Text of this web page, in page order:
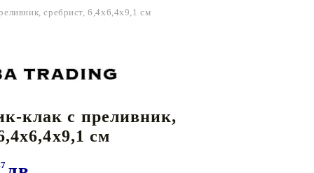
и софтбол
и лакрос
спортно оборудване
сребрист, 6,4x6,4x9,1 см
клак с преливник,
см